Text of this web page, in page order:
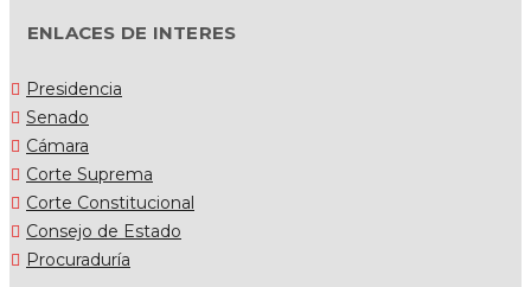
ENLACES DE INTERES
Presidencia
Senado
Cámara
Corte Suprema
Corte Constitucional
Consejo de Estado
Procuraduría